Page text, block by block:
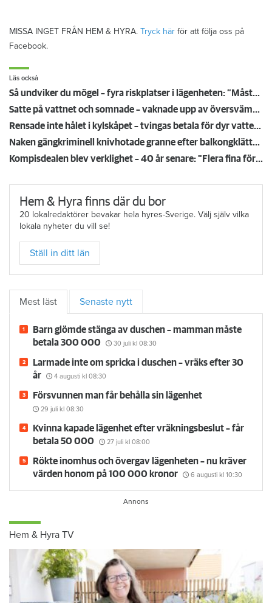
MISSA INGET FRÅN HEM & HYRA. Tryck här för att följa oss på
Facebook.
Läs också
Så undviker du mögel – fyra riskplatser i lägenheten: ”Måste städa bort”
Satte på vattnet och somnade – vaknade upp av översvämning hos grannen
Rensade inte hålet i kylskåpet – tvingas betala för dyr vattenskada
Naken gängkriminell knivhotade granne efter balkongklättring
Kompisdealen blev verklighet – 40 år senare: "Flera fina fördelar med att dela bostad"
Hem & Hyra finns där du bor
20 lokalredaktörer bevakar hela hyres-Sverige. Välj själv vilka
lokala nyheter du vill se!
Ställ in ditt län
Mest läst Senaste nytt
Barn glömde stänga av duschen – mamman måste
betala 300 000
30 juli kl 08:30
Larmade inte om spricka i duschen – vräks efter 30
år
4 augusti kl 08:30
Försvunnen man får behålla sin lägenhet
29 juli kl 08:30
Kvinna kapade lägenhet efter vräkningsbeslut – får
betala 50 000
27 juli kl 08:00
Rökte inomhus och övergav lägenheten – nu kräver
värden honom på 100 000 kronor
6 augusti kl 10:30
Hem & Hyra TV